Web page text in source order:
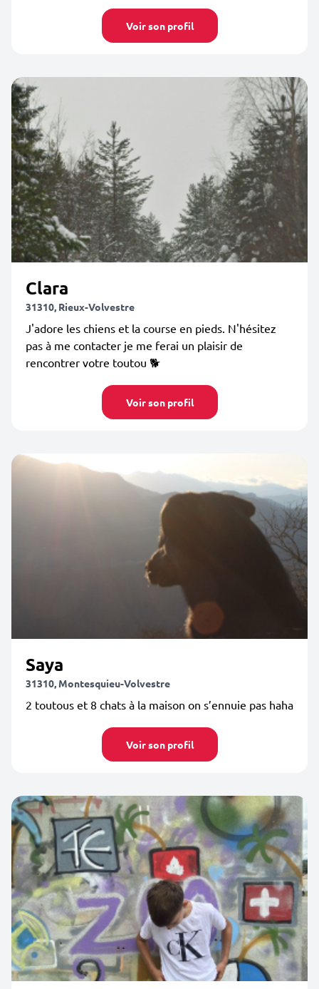
Voir son profil
Clara
31310, Rieux-Volvestre
J'adore les chiens et la course en pieds. N'hésitez
pas à me contacter je me ferai un plaisir de
rencontrer votre toutou 🐕
Voir son profil
Saya
31310, Montesquieu-Volvestre
2 toutous et 8 chats à la maison on s’ennuie pas haha
Voir son profil